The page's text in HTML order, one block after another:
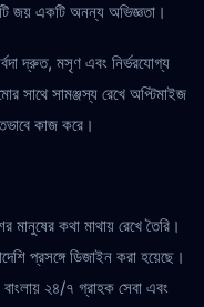
জয় একটি অনন্য অভিজ্ঞতা।
দ্রুত, মসৃণ এবং নির্ভরযোগ্য
সাথে সামঞ্জস্য রেখে অপ্টিমাইজ
কাজ করে।
কথা মাথায় রেখে তৈরি।
প্রসঙ্গে ডিজাইন করা হয়েছে।
২৪/৭ গ্রাহক সেবা এবং